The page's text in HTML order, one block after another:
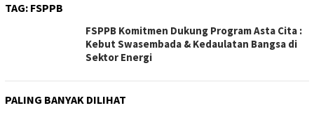
TAG: FSPPB
FSPPB Komitmen Dukung Program Asta Cita :
Kebut Swasembada & Kedaulatan Bangsa di
Sektor Energi
PALING BANYAK DILIHAT